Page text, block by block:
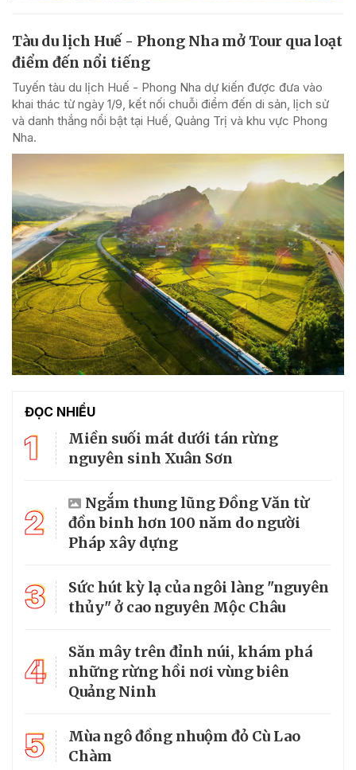
Tàu du lịch Huế - Phong Nha mở Tour qua loạt
điểm đến nổi tiếng
Tuyến tàu du lịch Huế - Phong Nha dự kiến được đưa vào
khai thác từ ngày 1/9, kết nối chuỗi điểm đến di sản, lịch sử
và danh thắng nổi bật tại Huế, Quảng Trị và khu vực Phong
Nha.
ĐỌC NHIỀU
1
Miền suối mát dưới tán rừng
nguyên sinh Xuân Sơn
2
Ngắm thung lũng Đồng Văn từ
đồn binh hơn 100 năm do người
Pháp xây dựng
3
Sức hút kỳ lạ của ngôi làng "nguyên
thủy" ở cao nguyên Mộc Châu
4
Săn mây trên đỉnh núi, khám phá
những rừng hồi nơi vùng biên
Quảng Ninh
5
Mùa ngô đồng nhuộm đỏ Cù Lao
Chàm